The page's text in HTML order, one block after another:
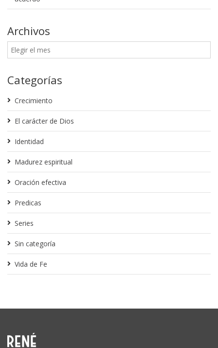
Archivos
Categorías
Crecimiento
El carácter de Dios
Identidad
Madurez espiritual
Oración efectiva
Predicas
Series
Sin categoría
Vida de Fe